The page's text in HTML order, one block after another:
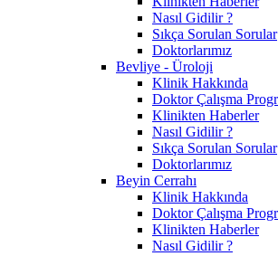
Nasıl Gidilir ?
Sıkça Sorulan Sorular
Doktorlarımız
Bevliye - Üroloji
Klinik Hakkında
Doktor Çalışma
Klinikten Haberler
Nasıl Gidilir ?
Sıkça Sorulan Sorular
Doktorlarımız
Beyin Cerrahı
Klinik Hakkında
Doktor Çalışma
Klinikten Haberler
Nasıl Gidilir ?